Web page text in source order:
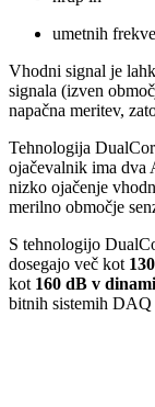
umetnih
Vhodni signal je
signala (izven
napačna meritev,
Tehnologija
ojačevalnik ima dva
nizko ojačenje
merilno območje
S tehnologijo
dosegajo več kot
kot 160 dB v
bitnih sistemih DAQ